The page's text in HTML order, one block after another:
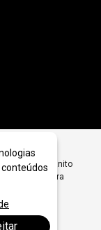
em Granito
para